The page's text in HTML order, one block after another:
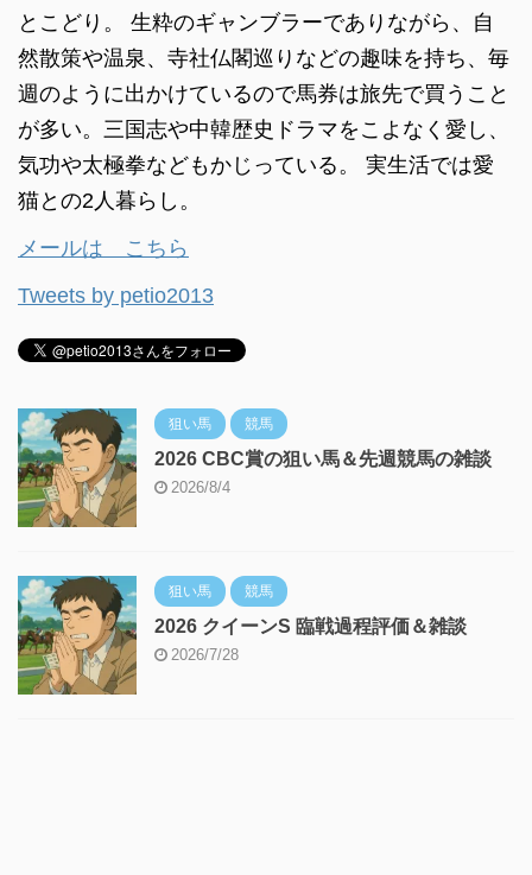
とこどり。 生粋のギャンブラーでありながら、自
然散策や温泉、寺社仏閣巡りなどの趣味を持ち、毎
週のように出かけているので馬券は旅先で買うこと
が多い。三国志や中韓歴史ドラマをこよなく愛し、
気功や太極拳などもかじっている。 実生活では愛
猫との2人暮らし。
メールは こちら
Tweets by petio2013
狙い馬 競馬
2026 CBC賞の狙い馬＆先週競馬の雑談
2026/8/4
狙い馬 競馬
2026 クイーンS 臨戦過程評価＆雑談
2026/7/28